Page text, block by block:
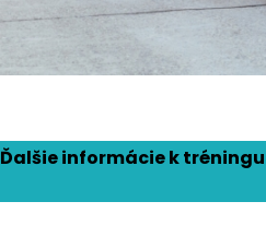
Ďalšie informácie k tréningu